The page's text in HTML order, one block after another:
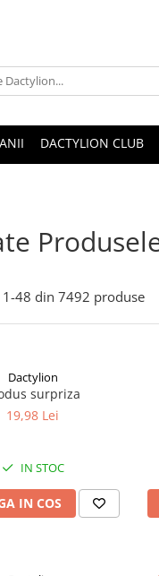
DACTYLION CLUB
1-48 din 7492 produse
Dactylion
surpriza
19,98 Lei
IN STOC
IN COS